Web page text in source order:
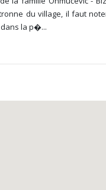
du village, il faut
dans la p�...